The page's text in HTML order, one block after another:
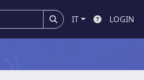
IT LOGIN